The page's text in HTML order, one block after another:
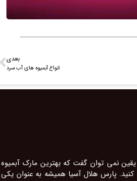
بعدی
انواع آبمیوه های آب سرد
نمی توان گفت که بهترین مارک آبمیوه
پارس هلال آسیا همیشه به عنوان یکی